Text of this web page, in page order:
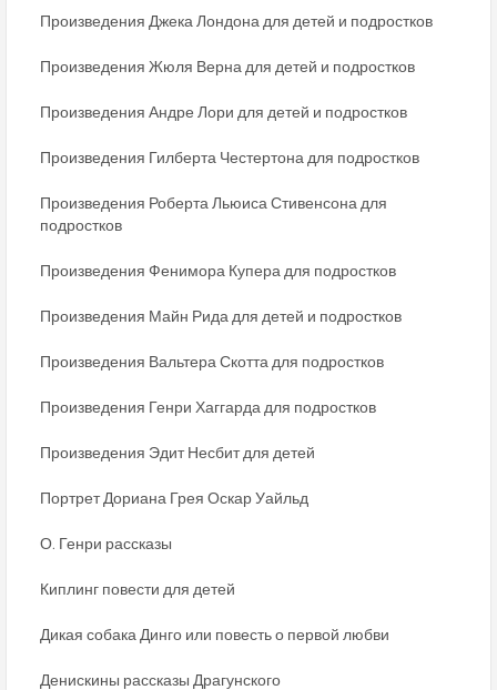
Произведения Джека Лондона для детей и подростков
Произведения Жюля Верна для детей и подростков
Произведения Андре Лори для детей и подростков
Произведения Гилберта Честертона для подростков
Произведения Роберта Льюиса Стивенсона для
подростков
Произведения Фенимора Купера для подростков
Произведения Майн Рида для детей и подростков
Произведения Вальтера Скотта для подростков
Произведения Генри Хаггарда для подростков
Произведения Эдит Несбит для детей
Портрет Дориана Грея Оскар Уайльд
О. Генри рассказы
Киплинг повести для детей
Дикая собака Динго или повесть о первой любви
Денискины рассказы Драгунского